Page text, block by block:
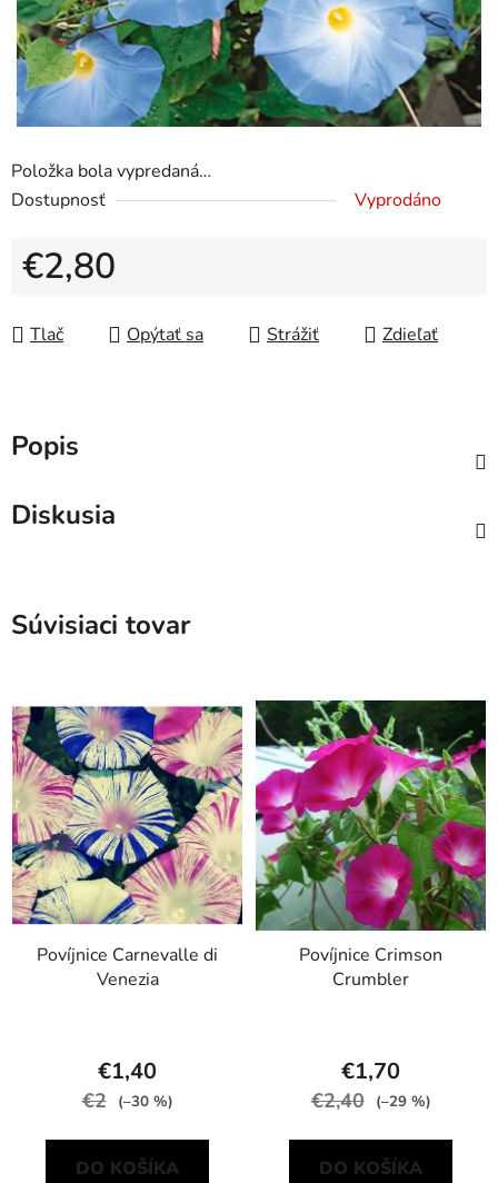
Položka bola vypredaná…
Dostupnosť
Vyprodáno
€2,80
Tlač
Opýtať sa Strážiť Zdieľať
Popis
Diskusia
Súvisiaci tovar
Povíjnice Carnevalle di
Venezia
€1,40
€2 (–30 %)
DO KOŠÍKA
Povíjnice Crimson
Crumbler
€1,70
€2,40 (–29 %)
DO KOŠÍKA